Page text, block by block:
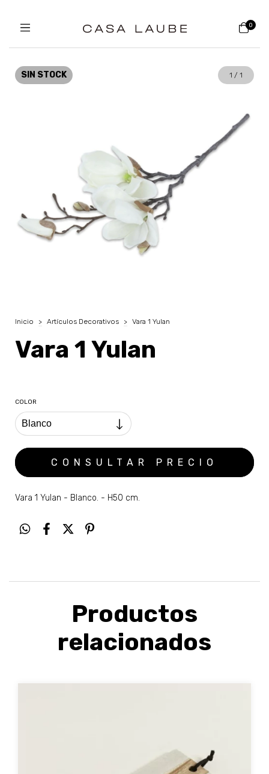
0
SIN STOCK 1 / 1
Inicio > Artículos Decorativos > Vara 1 Yulan
Vara 1 Yulan
COLOR
Vara 1 Yulan - Blanco. - H50 cm.
Productos
relacionados